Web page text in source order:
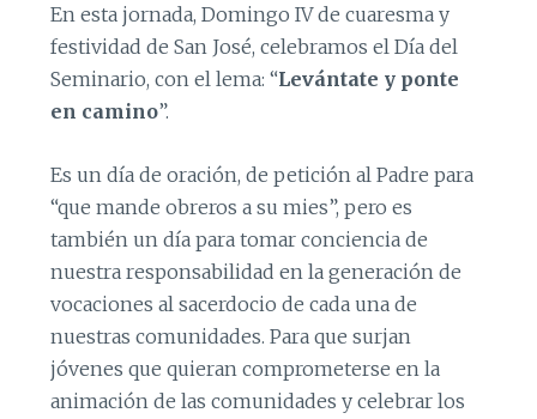
En esta jornada, Domingo IV de cuaresma y
festividad de San José, celebramos el Día del
Seminario, con el lema: “Levántate y ponte
en camino”.
Es un día de oración, de petición al Padre para
“que mande obreros a su mies”, pero es
también un día para tomar conciencia de
nuestra responsabilidad en la generación de
vocaciones al sacerdocio de cada una de
nuestras comunidades. Para que surjan
jóvenes que quieran comprometerse en la
animación de las comunidades y celebrar los